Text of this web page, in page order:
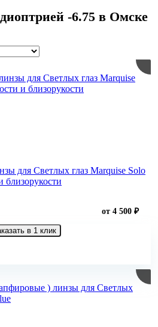
-6.75 в Омске
для Светлых глаз Marquise Solo
близорукости
от 4 500 ₽
в 1 клик